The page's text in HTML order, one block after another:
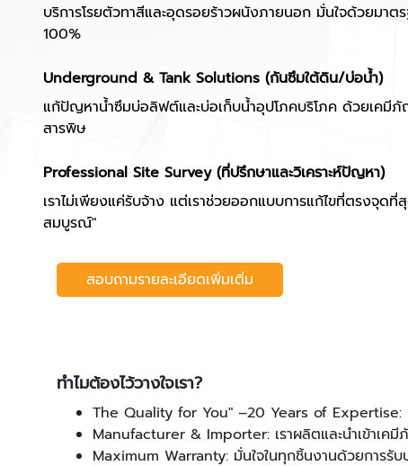
บริการโรยตัวทาสีและอุดรอยร้าวผนังภายนอก มั่นใจด้วยมา
100%
Underground & Tank Solutions (กันซึมใต้ดิน/บ่อน้ำ)
แก้ปัญหาน้ำซึมบ่อลิฟต์และบ่อเก็บน้ำอุปโภคบริโภค ด้วยเคมี
สารพิษ
Professional Site Survey (ที่ปรึกษาและวิเคราะห์ปัญหา)
เราไม่เพียงแค่รับจ้าง แต่เราช่วยออกแบบการแก้ไขที่ตรงจุด
สมบูรณ์"
สอบถามรายละเอียดเพิ่มเติ่ม
ทำไมต้องไว้วางใจเรา?
The Quality for You" –20 Years of Expertise:
Manufacturer & Importer: เราผลิตและนำเข้าเ
Maximum Warranty: มั่นใจในทุกชิ้นงานด้วยการรั